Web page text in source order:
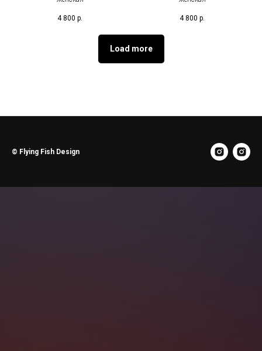
4 800 р. 4 800 р.
Load more
© Flying Fish Design